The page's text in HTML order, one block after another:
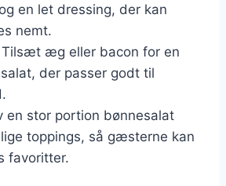
en let dressing, der kan
nemt.
Tilsæt æg eller bacon for en
der passer godt til
en stor portion bønnesalat
toppings, så gæsterne kan
favoritter.